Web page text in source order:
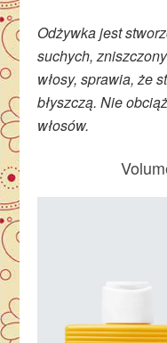
Odżywka jest
suchych,
włosy, sprawia, że
błyszczą. Nie
włosów.